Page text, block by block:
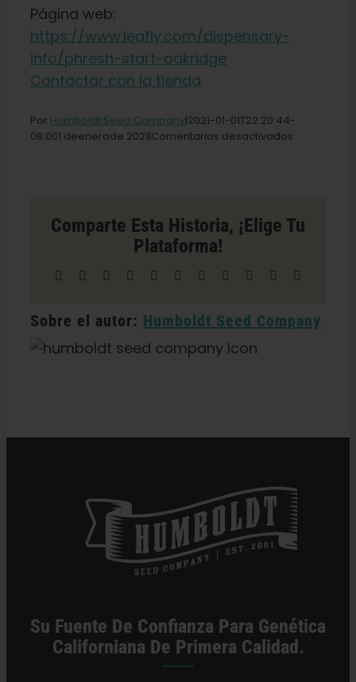
Página web:
https://www.leafly.com/dispensary-
info/phresh-start-oakridge
Contactar con la tienda
Por Humboldt Seed Company|2021-01-01T22:20:44-
08:001 deenerode 2021|Comentarios desactivados
Oakridge
en
Comparte Esta Historia, ¡elige Tu
Plataforma!
Facebook Reddit LinkedInWhatsAppTelegrama
TumblrPinterest Xing
Sobre el autor: Humboldt Seed Company
Su Fuente De Confianza Para Genética
Californiana De Primera Calidad.